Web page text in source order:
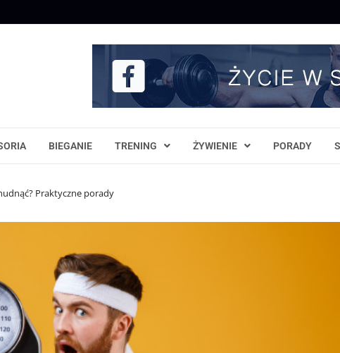
BIEGANIE TRENING ŻYWIENIE PORADY
Praktyczne porady